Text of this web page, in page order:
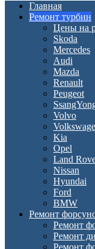
Главная
Ремонт турбин
Цены на
Skoda
Mercedes
Audi
Mazda
Renault
Peugeot
Volvo
Kia
Opel
Land
Nissan
Hyundai
Ford
BMW
Ремонт
Ремонт
Ремонт
Ремонт